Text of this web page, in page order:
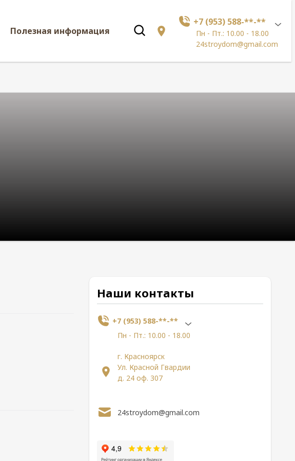
Полезная информация
+7 (953) 588-**-**
Пн - Пт.: 10.00 - 18.00
24stroydom@gmail.com
Наши контакты
+7 (953) 588-**-**
Пн - Пт.: 10.00 - 18.00
г. Красноярск
Ул. Красной Гвардии
д. 24 оф. 307
24stroydom@gmail.com